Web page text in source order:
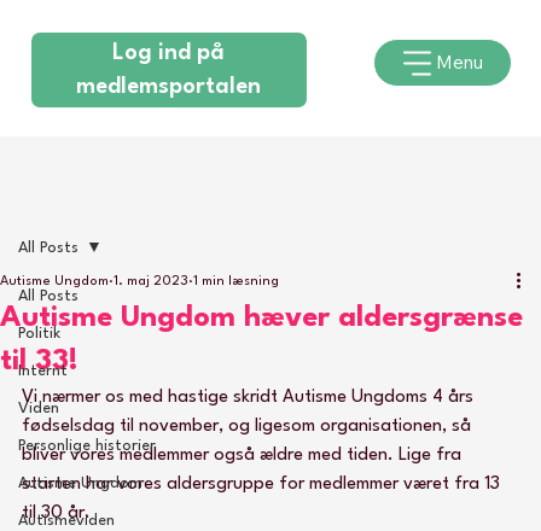
Log ind på
medlemsportalen
Menu
All Posts
Politik
Internt
Viden
Personlige historier
Autisme Ungdom
Autismeviden
All Posts
Autisme Ungdom hæver aldersgrænse
til 33!
Autisme Ungdom 1. maj 2023 1 min læsning
Vi nærmer os med hastige skridt Autisme Ungdoms 4 års
fødselsdag til november, og ligesom organisationen, så
bliver vores medlemmer også ældre med tiden. Lige fra
starten har vores aldersgruppe for medlemmer været fra 13
til 30 år.